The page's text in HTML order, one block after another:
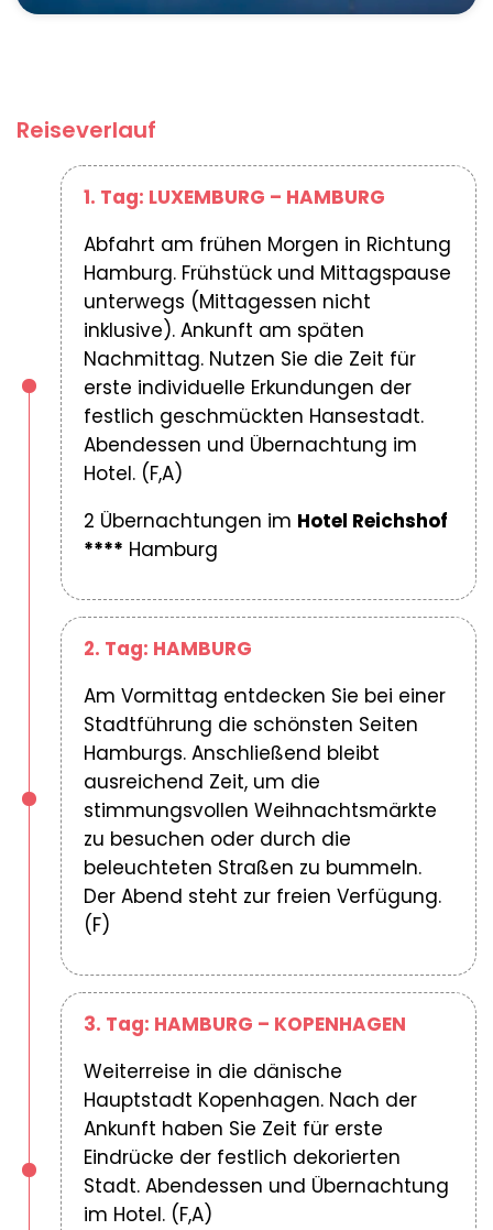
Reiseverlauf
1. Tag: LUXEMBURG – HAMBURG
Abfahrt am frühen Morgen in Richtung
Hamburg. Frühstück und Mittagspause
unterwegs (Mittagessen nicht
inklusive). Ankunft am späten
Nachmittag. Nutzen Sie die Zeit für
erste individuelle Erkundungen der
festlich geschmückten Hansestadt.
Abendessen und Übernachtung im
Hotel. (F,A)
2 Übernachtungen im Hotel Reichshof
**** Hamburg
2. Tag: HAMBURG
Am Vormittag entdecken Sie bei einer
Stadtführung die schönsten Seiten
Hamburgs. Anschließend bleibt
ausreichend Zeit, um die
stimmungsvollen Weihnachtsmärkte
zu besuchen oder durch die
beleuchteten Straßen zu bummeln.
Der Abend steht zur freien Verfügung.
(F)
3. Tag: HAMBURG – KOPENHAGEN
Weiterreise in die dänische
Hauptstadt Kopenhagen. Nach der
Ankunft haben Sie Zeit für erste
Eindrücke der festlich dekorierten
Stadt. Abendessen und Übernachtung
im Hotel. (F,A)